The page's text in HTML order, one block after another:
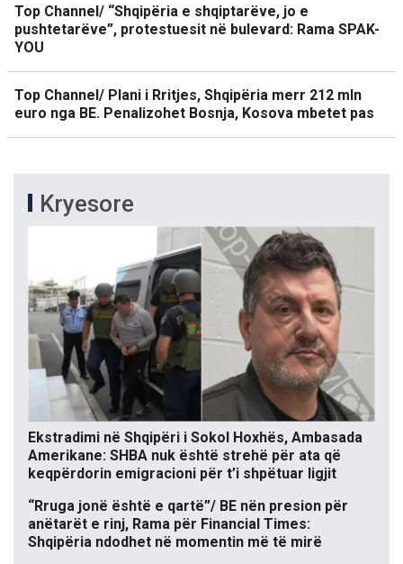
Top Channel/ “Shqipëria e shqiptarëve, jo e
pushtetarëve”, protestuesit në bulevard: Rama SPAK-
YOU
Top Channel/ Plani i Rritjes, Shqipëria merr 212 mln
euro nga BE. Penalizohet Bosnja, Kosova mbetet pas
Kryesore
Ekstradimi në Shqipëri i Sokol Hoxhës, Ambasada
Amerikane: SHBA nuk është strehë për ata që
keqpërdorin emigracioni për t’i shpëtuar ligjit
“Rruga jonë është e qartë”/ BE nën presion për
anëtarët e rinj, Rama për Financial Times:
Shqipëria ndodhet në momentin më të mirë